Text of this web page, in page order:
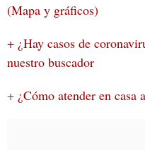
(Mapa y gráficos)
+ ¿Hay casos de
nuestro buscador
+ ¿Cómo atender en